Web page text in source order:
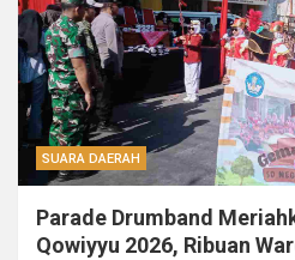
SUARA DAERAH
Parade Drumband
Qowiyyu 2026, Ribuan